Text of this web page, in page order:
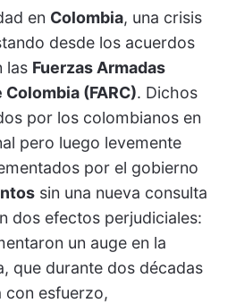
en Colombia, una crisis
desde los acuerdos
las Fuerzas Armadas
(FARC). Dichos
por los colombianos en
pero luego levemente
por el gobierno
sin una nueva consulta
dos efectos perjudiciales:
un auge en la
que durante dos décadas
con esfuerzo,